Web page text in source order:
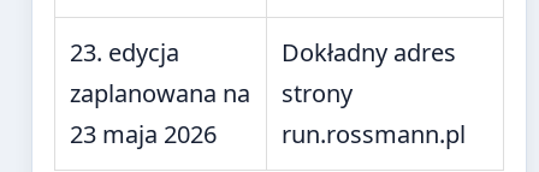
23. edycja
zaplanowana na
23 maja 2026
Dokładny adres
strony
run.rossmann.pl